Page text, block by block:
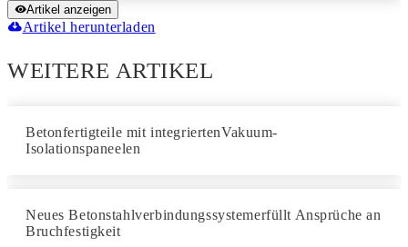
Artikel anzeigen
Artikel herunterladen
WEITERE ARTIKEL
Betonfertigteile mit integriertenVakuum-
Isolationspaneelen
Neues Betonstahlverbindungssystemerfüllt Ansprüche an
Bruchfestigkeit